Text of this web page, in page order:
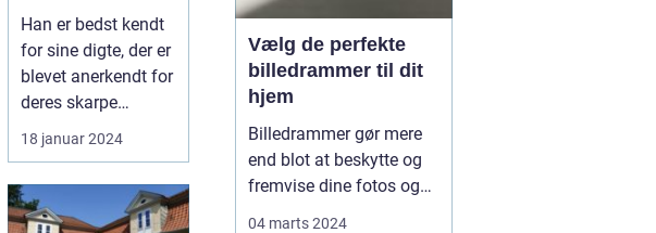
kendte digtere
og forfattere
Han er bedst kendt
for sine digte, der er
blevet anerkendt for
deres skarpe
observationer,
dybde og ...
18 januar 2024
Vælg de perfekte
billedrammer til dit
hjem
Billedrammer gør mere
end blot at beskytte og
fremvise dine fotos og
04 marts 2024